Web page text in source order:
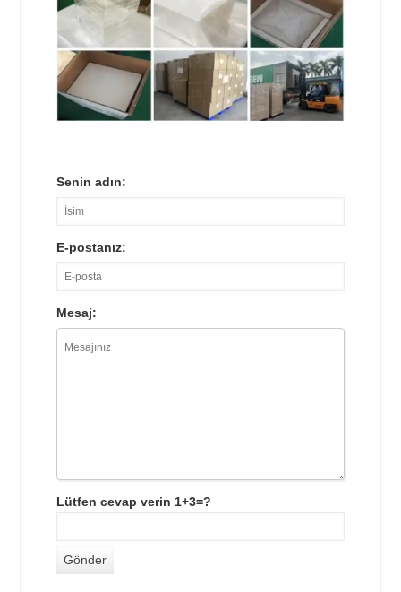
Senin adın:
E-postanız:
Mesaj:
Lütfen cevap verin 1+3=?